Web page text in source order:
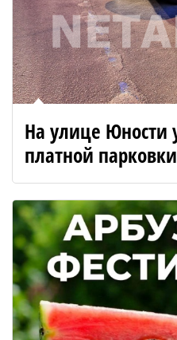
На улице Юности
платной парковки